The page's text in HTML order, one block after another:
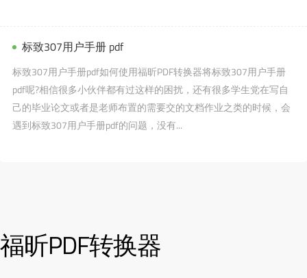
标致307用户手册 pdf
标致307用户手册pdf如何使用福昕PDF转换器将标致307用户手册
pdf呢?相信很多小伙伴都有过这样的困扰，还有很多学生党在写自
己的毕业论文或者是老师布置的需要交的文档作业之类的时候，会
遇到标致307用户手册pdf的问题，没有...
福昕PDF转换器